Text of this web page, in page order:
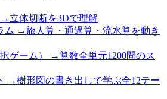
→ 立体切断を3Dで理解
ム →旅人算・通過算・流水算を動き
ゲーム）
→算数全単元1200問のス
→樹形図の書き出しで学ぶ全12テー